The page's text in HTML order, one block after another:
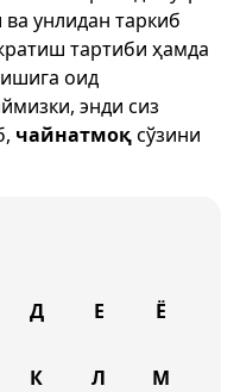
унлидан таркиб
тартиби ҳамда
оид
энди сиз
чайнатмоқсўзини
Д Е Ё
К Л М